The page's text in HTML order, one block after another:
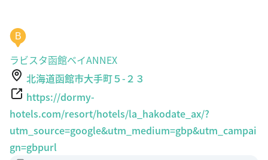
B
ラビスタ函館ベイANNEX
北海道函館市大手町５-２３
https://dormy-
hotels.com/resort/hotels/la_hakodate_ax/?
utm_source=google&utm_medium=gbp&utm_campai
gn=gbpurl